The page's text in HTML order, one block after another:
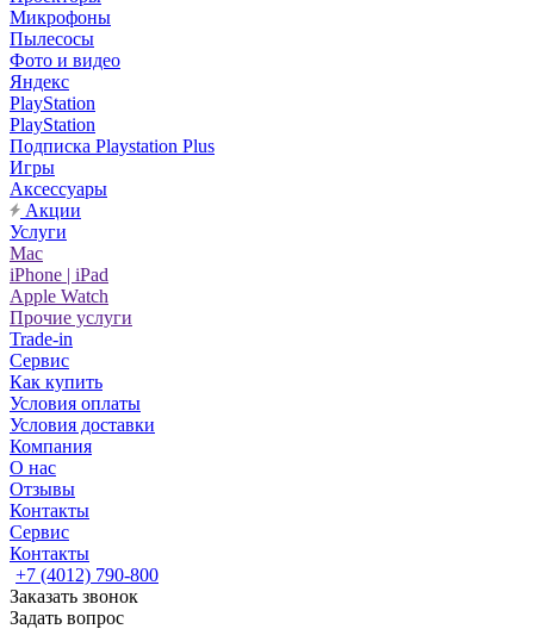
Микрофоны
Пылесосы
Фото и видео
Яндекс
PlayStation
PlayStation
Подписка Playstation Plus
Игры
Аксессуары
Акции
Услуги
Mac
iPhone | iPad
Apple Watch
Прочие услуги
Trade-in
Сервис
Как купить
Условия оплаты
Условия доставки
Компания
О нас
Отзывы
Контакты
Сервис
Контакты
+7 (4012) 790-800
Заказать звонок
Задать вопрос